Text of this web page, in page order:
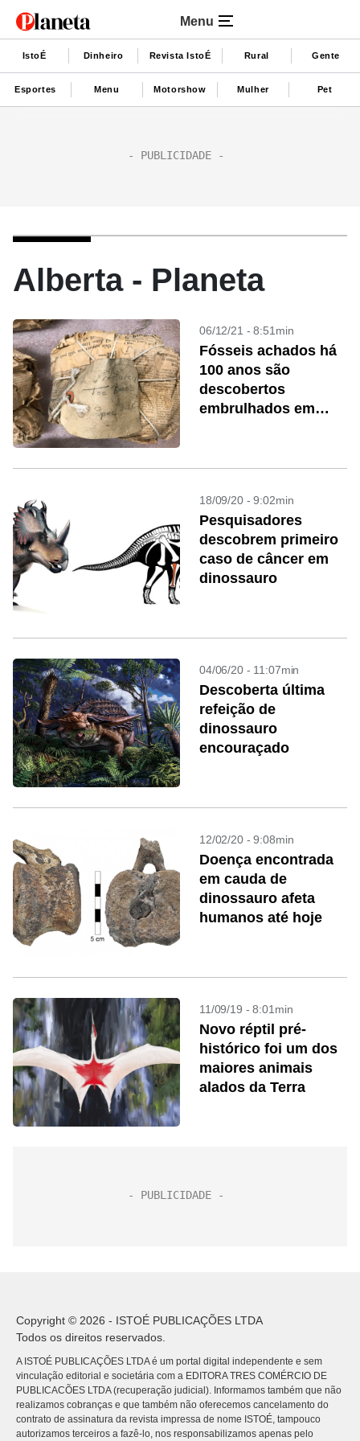
Menu
IstoÉ Dinheiro Revista IstoÉ Rural Gente
Esportes Menu Motorshow Mulher Pet
Alberta - Planeta
06/12/21 - 8:51min
Fósseis achados há
100 anos são
descobertos
embrulhados em
18/09/20 - 9:02min
Pesquisadores
descobrem primeiro
caso de câncer em
dinossauro
04/06/20 - 11:07min
Descoberta última
refeição de
dinossauro
encouraçado
12/02/20 - 9:08min
Doença encontrada
em cauda de
dinossauro afeta
humanos até hoje
11/09/19 - 8:01min
Novo réptil pré-
histórico foi um dos
maiores animais
alados da Terra
Copyright © 2026 - ISTOÉ PUBLICAÇÕES LTDA
Todos os direitos reservados.
A ISTOÉ PUBLICAÇÕES LTDA é um portal digital independente e sem
vinculação editorial e societária com a EDITORA TRES COMÉRCIO DE
PUBLICACÕES LTDA (recuperação judicial). Informamos também que não
realizamos cobranças e que também não oferecemos cancelamento do
contrato de assinatura da revista impressa de nome ISTOÉ, tampouco
autorizamos terceiros a fazê-lo, nos responsabilizamos apenas pelo